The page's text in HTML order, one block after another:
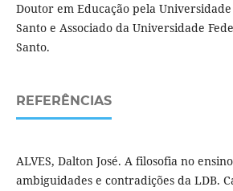
Doutor em Educação pela
Santo e Associado da Universidade
Santo.
REFERÊNCIAS
ALVES, Dalton José. A filosofia no
ambiguidades e contradições da LDB.